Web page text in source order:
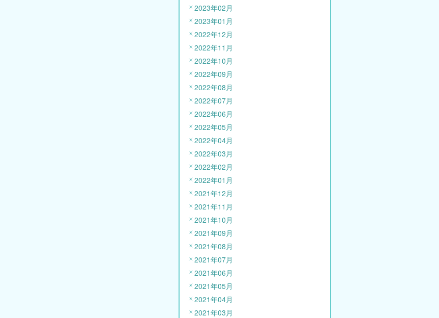
2023年02月
2023年01月
2022年12月
2022年11月
2022年10月
2022年09月
2022年08月
2022年07月
2022年06月
2022年05月
2022年04月
2022年03月
2022年02月
2022年01月
2021年12月
2021年11月
2021年10月
2021年09月
2021年08月
2021年07月
2021年06月
2021年05月
2021年04月
2021年03月